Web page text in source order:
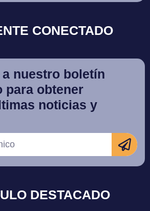
CONECTADO
nuestro boletín
para obtener
noticias y
DESTACADO